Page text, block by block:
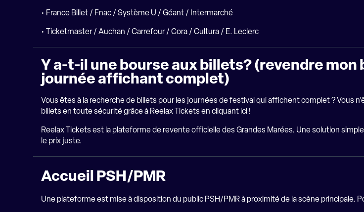
• France Billet / Fnac / Système U / Géant / Intermarché
• Ticketmaster / Auchan / Carrefour / Cora / Cultura / E. Leclerc
Y a-t-il une bourse aux billets? (revendre
journée affichant complet)
Vous êtes à la recherche de billets pour les journées de festival qui affichent complet ? Vous
billets en toute sécurité grâce à Reelax Tickets encliquant ici!
Reelax Tickets est la plateforme de revente officielle des Grandes Marées. Une solution
le prix juste.
Accueil PSH/PMR
Une plateforme est mise à disposition du public PSH/PMR à proximité de la scène principale.